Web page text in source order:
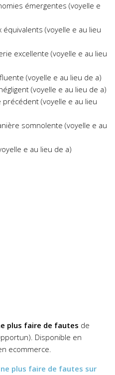
émergentes (voyelle e
(voyelle e au lieu
excellente (voyelle e au lieu
(voyelle e au lieu de a)
(voyelle e au lieu de a)
(voyelle e au lieu
somnolente (voyelle e au
e au lieu de a)
plus faire de fautes de
Disponible en
ecommerce.
plus faire de fautes sur